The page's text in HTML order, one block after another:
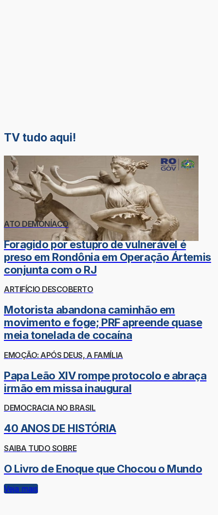
TV tudo aqui!
ATO DEMONÍACO
Foragido por estupro de vulnerável é
preso em Rondônia em Operação Ártemis
conjunta com o RJ
ARTIFÍCIO DESCOBERTO
Motorista abandona caminhão em
movimento e foge; PRF apreende quase
meia tonelada de cocaína
EMOÇÃO: APÓS DEUS, A FAMÍLIA
Papa Leão XIV rompe protocolo e abraça
irmão em missa inaugural
DEMOCRACIA NO BRASIL
40 ANOS DE HISTÓRIA
SAIBA TUDO SOBRE
O Livro de Enoque que Chocou o Mundo
Veja mais